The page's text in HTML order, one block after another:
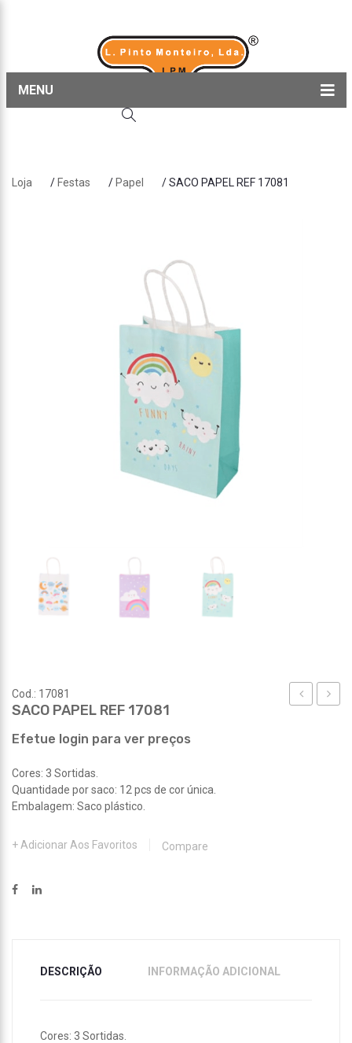
MENU
Sobre nós
Loja / Festas / Papel / SACO PAPEL REF 17081
Cod.: 17081
SACO PAPEL REF 17081
Efetue login para ver preços
Cores: 3 Sortidas.
Quantidade por saco: 12 pcs de cor única.
Embalagem: Saco plástico.
Adicionar Aos Favoritos Compare
DESCRIÇÃO INFORMAÇÃO ADICIONAL
Cores: 3 Sortidas.